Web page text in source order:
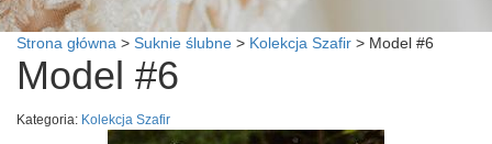
Strona główna > Suknie ślubne > Kolekcja Szafir > Model #6
Model #6
Kategoria: Kolekcja Szafir